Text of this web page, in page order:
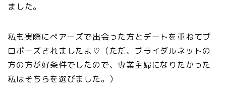
ました。
私も実際にペアーズで出会った方とデートを重ねてプ
ロポーズされましたよ♡（ただ、ブライダルネットの
方の方が好条件でしたので、専業主婦になりたかった
私はそちらを選びました。）